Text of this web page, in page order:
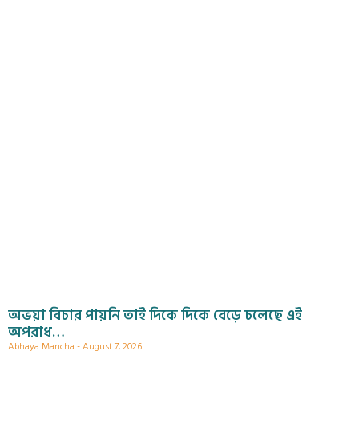
অভয়া বিচার পায়নি তাই দিকে দিকে বেড়ে চলেছে এই
অপরাধ…
Abhaya Mancha August 7, 2026